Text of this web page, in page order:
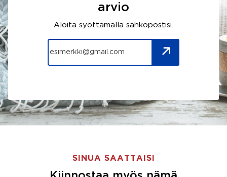
arvio
Aloita syöttämällä sähköpostisi.
SINUA SAATTAISI